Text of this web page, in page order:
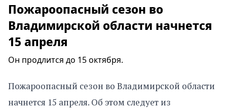
Пожароопасный сезон во
Владимирской области начнется
15 апреля
Он продлится до 15 октября.
Пожароопасный сезон во Владимирской области
начнется 15 апреля. Об этом следует из